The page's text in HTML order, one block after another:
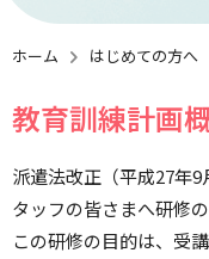
給与
こだわり
キーワード
最近
検索履歴はありま
ホーム はじめての方へ
教育訓練計画
派遣法改正（平成27年
タッフの皆さまへ研修
この研修の目的は、受